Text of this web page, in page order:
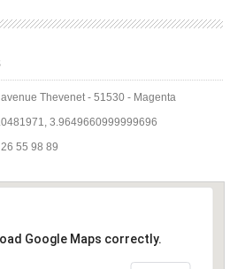
Thevenet - 51530 - Magenta
3.9649660999999696
55 98 89
Google Maps correctly.